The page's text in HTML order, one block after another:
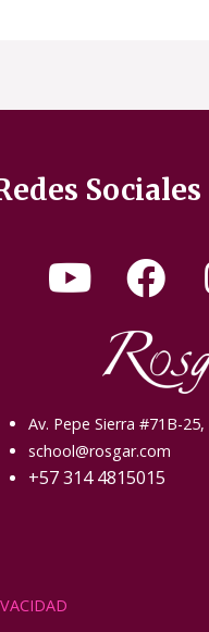
Sociales
Av. Pepe Sierra #71B-
school@rosgar.com
+57 314 4815015